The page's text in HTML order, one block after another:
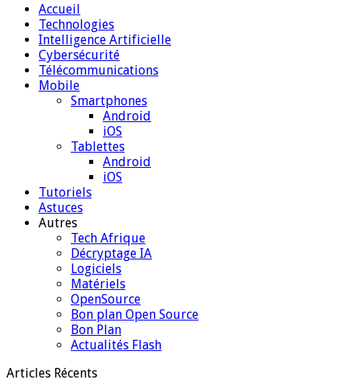
Accueil
Technologies
Intelligence Artificielle
Cybersécurité
Télécommunications
Mobile
Smartphones
Android
iOS
Tablettes
Android
iOS
Tutoriels
Astuces
Autres
Tech Afrique
Décryptage IA
Logiciels
Matériels
OpenSource
Bon plan Open Source
Bon Plan
Actualités Flash
Articles Récents